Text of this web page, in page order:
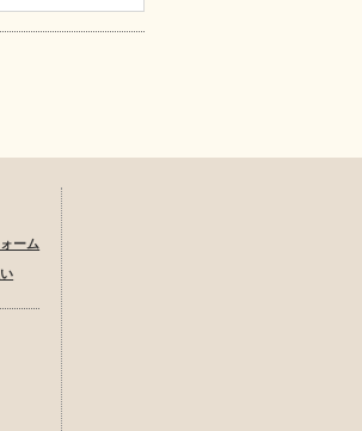
ーム